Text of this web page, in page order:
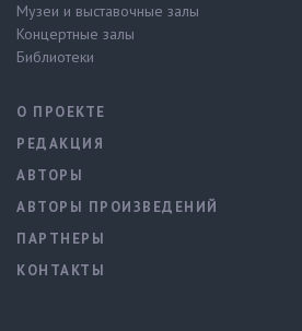
Музеи и выставочные залы
Концертные залы
Библиотеки
О ПРОЕКТЕ
РЕДАКЦИЯ
АВТОРЫ
АВТОРЫ ПРОИЗВЕДЕНИЙ
ПАРТНЕРЫ
КОНТАКТЫ